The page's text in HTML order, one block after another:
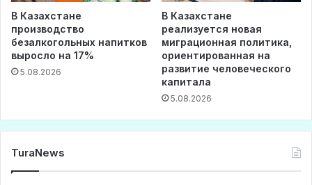
В Казахстане
производство
безалкогольных напитков
выросло на 17%
5.08.2026
В Казахстане
реализуется новая
миграционная политика,
ориентированная на
развитие человеческого
капитала
5.08.2026
TuraNews